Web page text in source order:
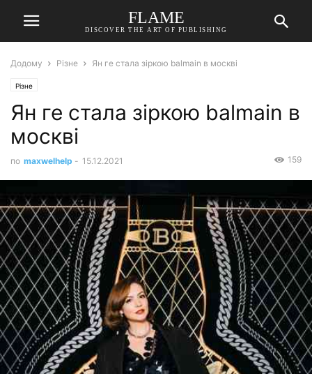
FLAME
DISCOVER THE ART OF PUBLISHING
Додому Різне Ян ге стала зіркою balmain в москві
Різне
Ян ге стала зіркою balmain в
москві
по maxwelhelp - 15.12.2021 159